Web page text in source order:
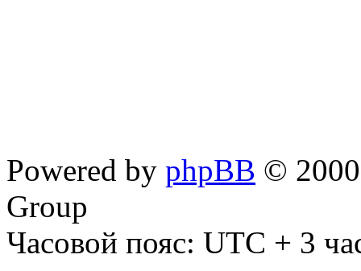
Powered by phpBB ©
Group
Часовой пояс: UTC + 3